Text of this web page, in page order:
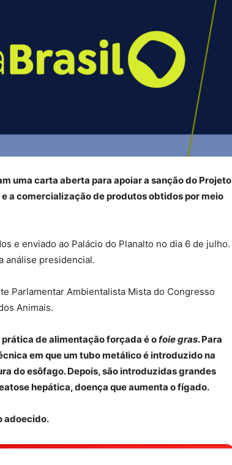
uma carta aberta para apoiar a sanção do Projeto
a comercialização de produtos obtidos por meio
e enviado ao Palácio do Planalto no dia 6 de julho.
análise presidencial.
Parlamentar Ambientalista Mista do Congresso
Animais.
de alimentação forçada é ofoie gras. Para
em que um tubo metálico é introduzido na
do esôfago. Depois, são introduzidas grandes
hepática, doença que aumenta o fígado.
adoecido.